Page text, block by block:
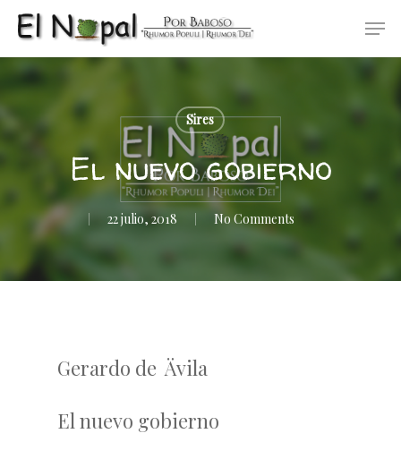
Skip
main
content
Sires
El nuevo gobierno
22 julio, 2018 No Comments
Gerardo de Ävila
El nuevo gobierno